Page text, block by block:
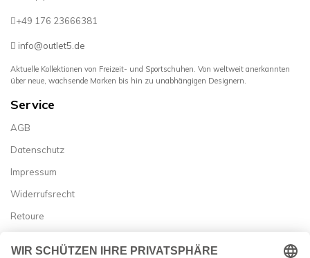
+49 176 23666381
info@outlet5.de
Aktuelle Kollektionen von Freizeit- und Sportschuhen. Von weltweit anerkannten
über neue, wachsende Marken bis hin zu unabhängigen Designern.
Service
AGB
Datenschutz
Impressum
Widerrufsrecht
Retoure